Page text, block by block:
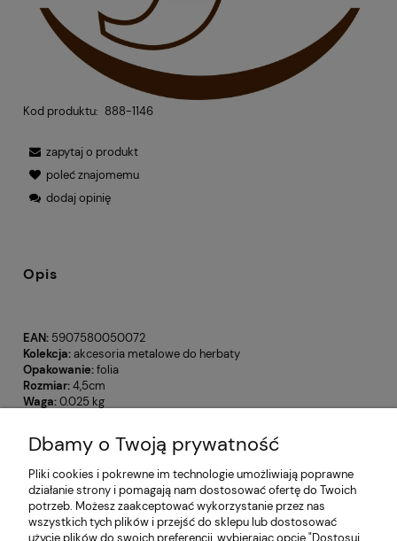
Kod produktu: 888-1146
zapytaj o produkt
poleć znajomemu
dodaj opinię
Opis
EAN: 5907580050072
Kolekcja:akcesoria metalowe do herbaty
Opakowanie:folia
Rozmiar:4,5cm
Waga:0.025 kg
Opinie o produkcie (0)
Informacje
Dbamy o Twoją prywatność
Pliki cookies i pokrewne im technologie umożliwiają poprawne
działanie strony i pomagają nam dostosować ofertę do Twoich
potrzeb. Możesz zaakceptować wykorzystanie przez nas
wszystkich tych plików i przejść do sklepu lub dostosować
użycie plików do swoich preferencji, wybierając opcję "Dostosuj